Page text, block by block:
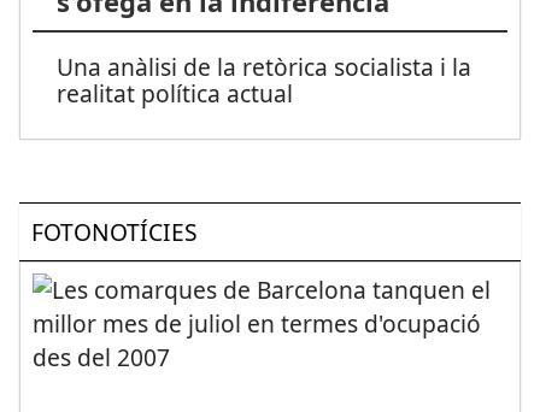
Una anàlisi de la retòrica socialista i la
realitat política actual
FOTONOTÍCIES